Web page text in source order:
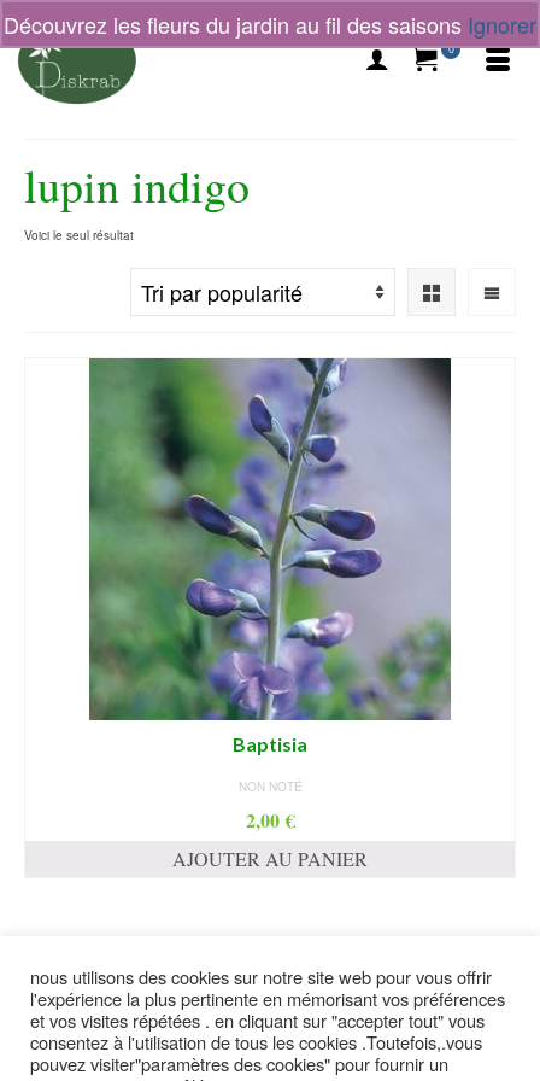
Découvrez les fleurs du jardin au fil des saisons Ignorer
0
lupin indigo
Voici le seul résultat
Baptisia
NON NOTÉ
2,00€
AJOUTER AU PANIER
suivez moi
contact plan du site Politique de confidentialité mentions légales
nous utilisons des cookies sur notre site web pour vous offrir
l'expérience la plus pertinente en mémorisant vos préférences
et vos visites répétées . en cliquant sur "accepter tout" vous
consentez à l'utilisation de tous les cookies .Toutefois,.vous
pouvez visiter"paramètres des cookies" pour fournir un